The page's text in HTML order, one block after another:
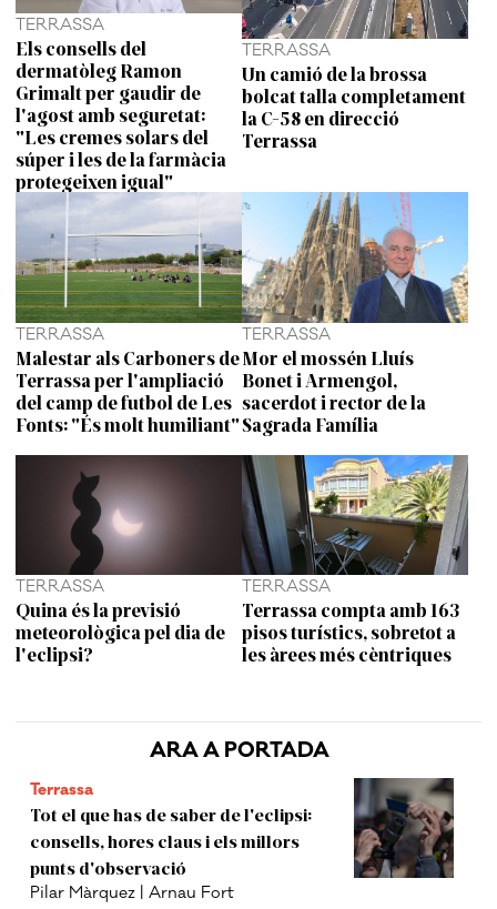
ARA A PORTADA
Terrassa
Tot el que has de saber de l'eclipsi:
consells, hores claus i els millors
punts d'observació
Pilar Màrquez | Arnau Fort
TERRASSA
Els consells del
dermatòleg Ramon
Grimalt per gaudir de
l'agost amb seguretat:
"Les cremes solars del
súper i les de la farmàcia
protegeixen igual"
TERRASSA
Un camió de la brossa
bolcat talla completament
la C-58 en direcció
Terrassa
TERRASSA
Malestar als Carboners de
Terrassa per l'ampliació
del camp de futbol de Les
Fonts: "És molt humiliant"
TERRASSA
Mor el mossén Lluís
Bonet i Armengol,
sacerdot i rector de la
Sagrada Família
TERRASSA
Quina és la previsió
meteorològica pel dia de
l'eclipsi?
TERRASSA
Terrassa compta amb 163
pisos turístics, sobretot a
les àrees més cèntriques